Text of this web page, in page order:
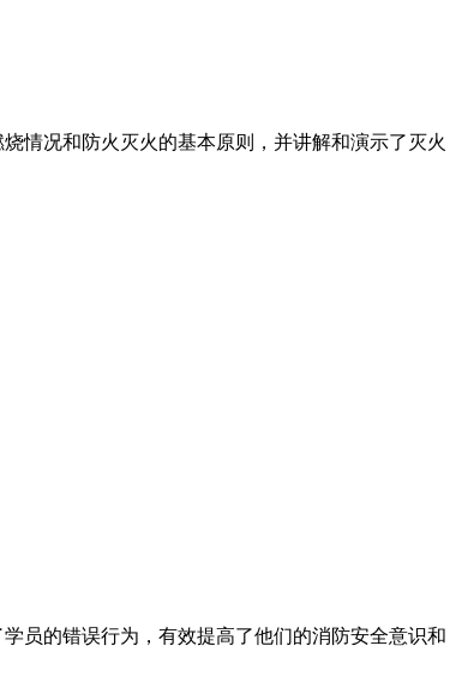
情况和防火灭火的基本原则，并讲解和演示了灭火
员的错误行为，有效提高了他们的消防安全意识和